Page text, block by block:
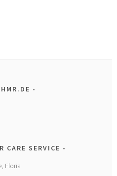
CARE SERVICE
Floria